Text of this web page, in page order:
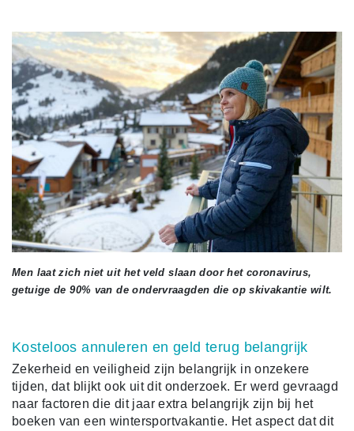
Men laat zich niet uit het veld slaan door het coronavirus,
getuige de 90% van de ondervraagden die op skivakantie wilt.
Kosteloos annuleren en geld terug belangrijk
Zekerheid en veiligheid zijn belangrijk in onzekere
tijden, dat blijkt ook uit dit onderzoek. Er werd gevraagd
naar factoren die dit jaar extra belangrijk zijn bij het
boeken van een wintersportvakantie. Het aspect dat dit